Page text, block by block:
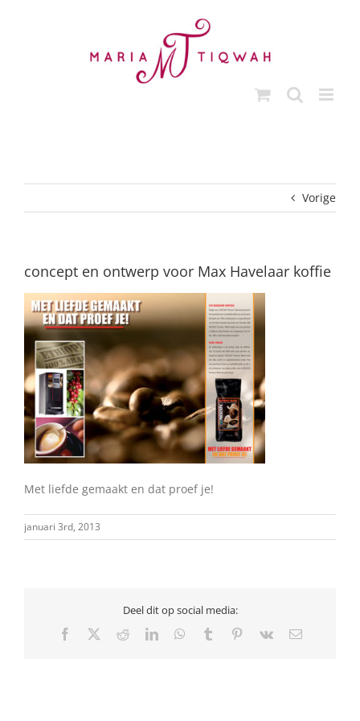
Vorige
concept en ontwerp voor Max Havelaar koffie
Met liefde gemaakt en dat proef je!
januari 3rd, 2013
Deel dit op social media:
Facebook RedditLinkedInWhatsApp
Tumblr Pinterest
Vk
E-